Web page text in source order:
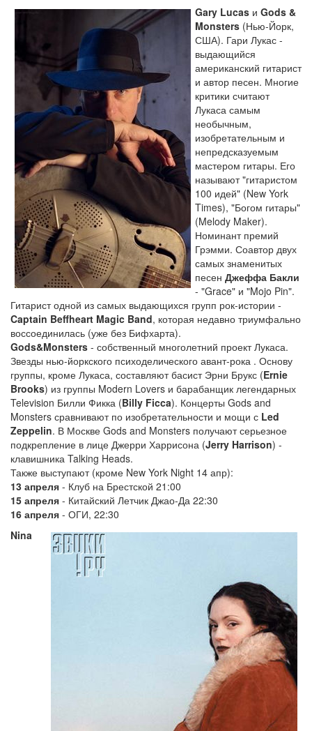
Gary Lucas и Gods &
Monsters (Нью-Йорк,
США). Гари Лукас -
выдающийся
американский гитарист
и автор песен. Многие
критики считают
Лукаса самым
необычным,
изобретательным и
непредсказуемым
мастером гитары. Его
называют "гитаристом
100 идей" (New York
Times), "Богом гитары"
(Melody Maker).
Номинант премий
Грэмми. Соавтор двух
самых знаменитых
песен Джеффа Бакли
- "Grace" и "Mojo Pin".
Гитарист одной из самых выдающихся групп рок-истории -
Captain Beffheart Magic Band, которая недавно триумфально
воссоединилась (уже без Бифхарта).
Gods&Monsters - собственный многолетний проект Лукаса.
Звезды нью-йоркского психоделического авант-рока . Основу
группы, кроме Лукаса, составляют басист Эрни Брукс (Ernie
Brooks) из группы Modern Lovers и барабанщик легендарных
Television Билли Фикка (Billy Ficca). Концерты Gods and
Monsters сравнивают по изобретательности и мощи с Led
Zeppelin. В Москве Gods and Monsters получают серьезное
подкрепление в лице Джерри Харрисона (Jerry Harrison) -
клавишника Talking Heads.
Также выступают (кроме New York Night 14 апр):
13 апреля - Клуб на Брестской 21:00
15 апреля - Китайский Летчик Джао-Да 22:30
16 апреля - ОГИ, 22:30
Nina